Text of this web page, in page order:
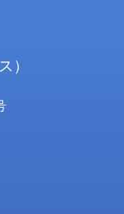
）